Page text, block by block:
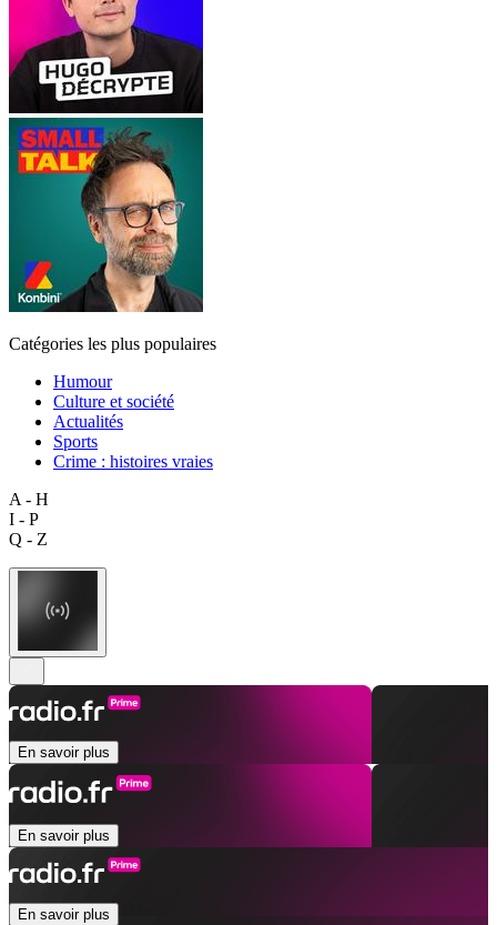
Catégories les plus populaires
Humour
Culture et société
Actualités
Sports
Crime : histoires vraies
A - H
I - P
Q - Z
En savoir plus
En savoir plus
En savoir plus